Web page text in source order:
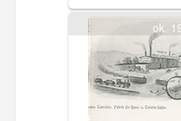
przeznaczone do
towarów, jak
konstrukcje, sztuki
ponadgabarytowe.
urządzeniami do
wagonów, a także
pojemności 22 000
ok.